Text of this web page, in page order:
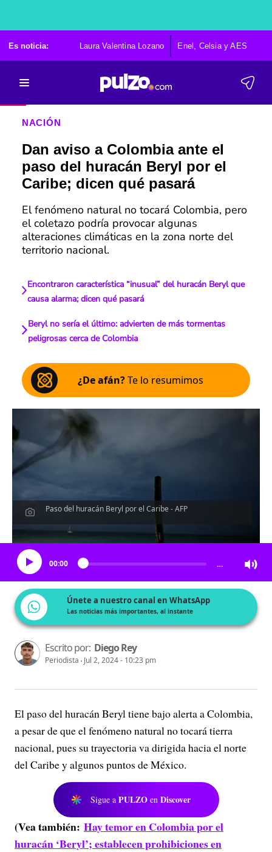
Es noticia: Laura Valentina Lozano Enel, Celsia y AES
NACIÓN
Dan aviso a Colombia ante el
paso del huracán Beryl por el
Caribe; dicen qué pasará
El fenómeno natural no tocará Colombia, pero
el coletazo podría provocar algunas
alteraciones climáticas en la zona norte del
territorio nacional.
Encontraron característica “inusual” del huracán Beryl que
causa alarma; dicen qué pasará
Beryl no sería el último: advierten de más tormentas
peligrosas cerca de Colombia
¿De afán?Te lo resumimos
Paso del huracán Beryl por el Caribe - AFP
Escucha el artículo
00:00 …
Únete a nuestro canal en WhatsApp
Las noticias más importantes, al instante
Escrito por: Diego Rey
Periodista Jul 2, 2024 - 10:23 pm
El paso del huracán Beryl tiene bajo alerta a Colombia,
a pesar de que el fenómeno natural no tocará tierra
nacional, pues su trayectoria va dirigida hacia el norte
del Caribe y algunos puntos de México.
Sigue a PULZO en Discover
(Vea también: Hay temor en Colombia por el
huracán ‘Beryl’; establecen prohibiciones en